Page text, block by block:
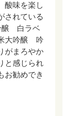
酸味を楽し
されている
醸 白ラベ
大吟醸 吟
がまろやか
と感じられ
お勧めでき